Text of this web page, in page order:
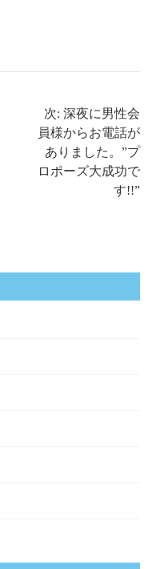
次: 深夜に男性会
員様からお電話が
ありました。”プ
ロポーズ大成功で
す!!”